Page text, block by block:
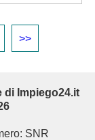
>>
di Impiego24.it
SNR